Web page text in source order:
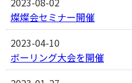
燦燦会セミナー開催
2023-04-10
ボーリング大会を開催